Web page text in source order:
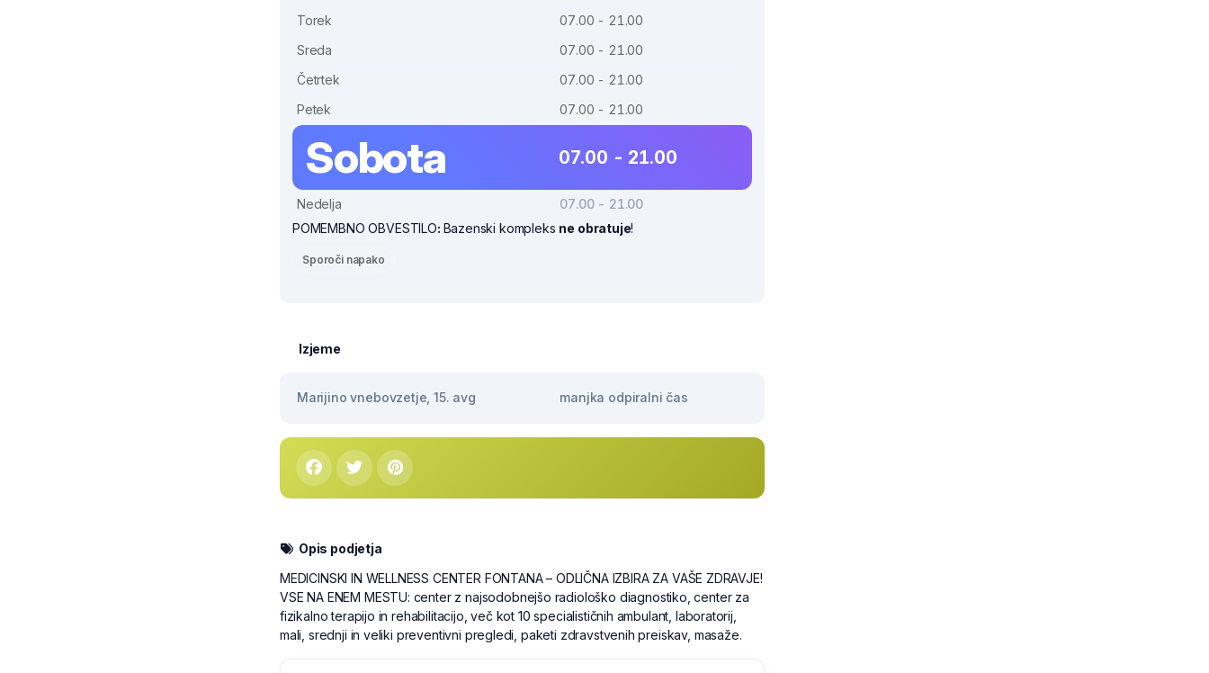
Torek
07.00 - 21.00
Sreda
07.00 - 21.00
Četrtek
07.00 - 21.00
Petek
07.00 - 21.00
Sobota 07.00 - 21.00
Nedelja
07.00 - 21.00
POMEMBNO OBVESTILO: Bazenski kompleks ne obratuje!
Sporoči napako
Izjeme
Marijino vnebovzetje, 15. avg manjka odpiralni čas
Opis podjetja
MEDICINSKI IN WELLNESS CENTER FONTANA – ODLIČNA IZBIRA ZA VAŠE ZDRAVJE!
VSE NA ENEM MESTU: center z najsodobnejšo radiološko diagnostiko, center za
fizikalno terapijo in rehabilitacijo, več kot 10 specialističnih ambulant, laboratorij,
mali, srednji in veliki preventivni pregledi, paketi zdravstvenih preiskav, masaže.